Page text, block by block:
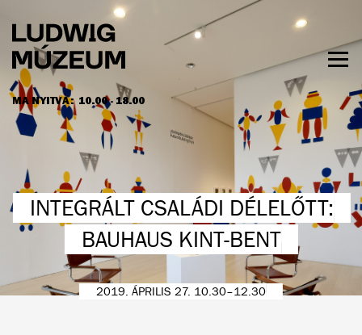
tartalomra
MA NYITVA: 10.00 - 18.00
NYITVATARTÁS ÉS JEGYÁRAK
INTEGRÁLT CSALÁDI DÉLELŐTT:
BAUHAUS KINT-BENT
2019. ÁPRILIS 27. 10.30–12.30